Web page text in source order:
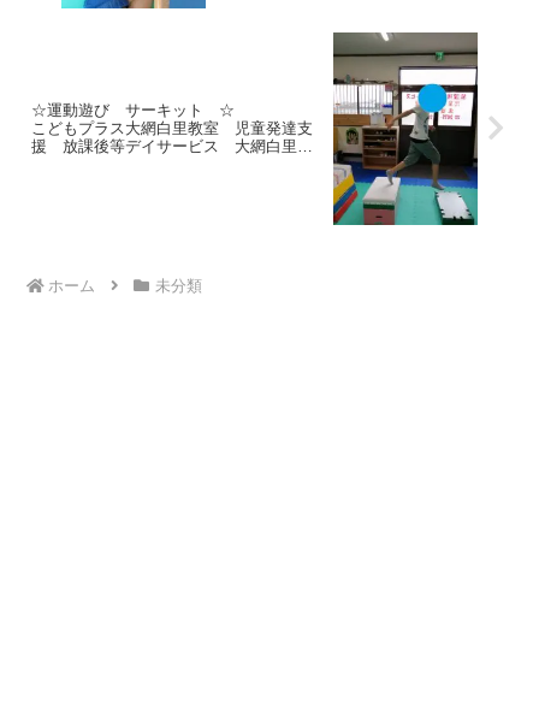
☆運動遊び サーキット ☆
こどもプラス大網白里教室 児童発達支
援 放課後等デイサービス 大網白里
ホーム 未分類